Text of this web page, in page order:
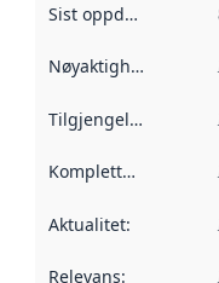
Sist oppdatert
Nøyaktighet
Tilgjengelighet
Kompletthet
Aktualitet:
Relevans: